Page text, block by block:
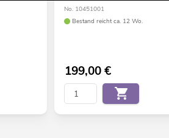
No. 10451001
Bestand reicht ca. 12 Wo.
199,00€